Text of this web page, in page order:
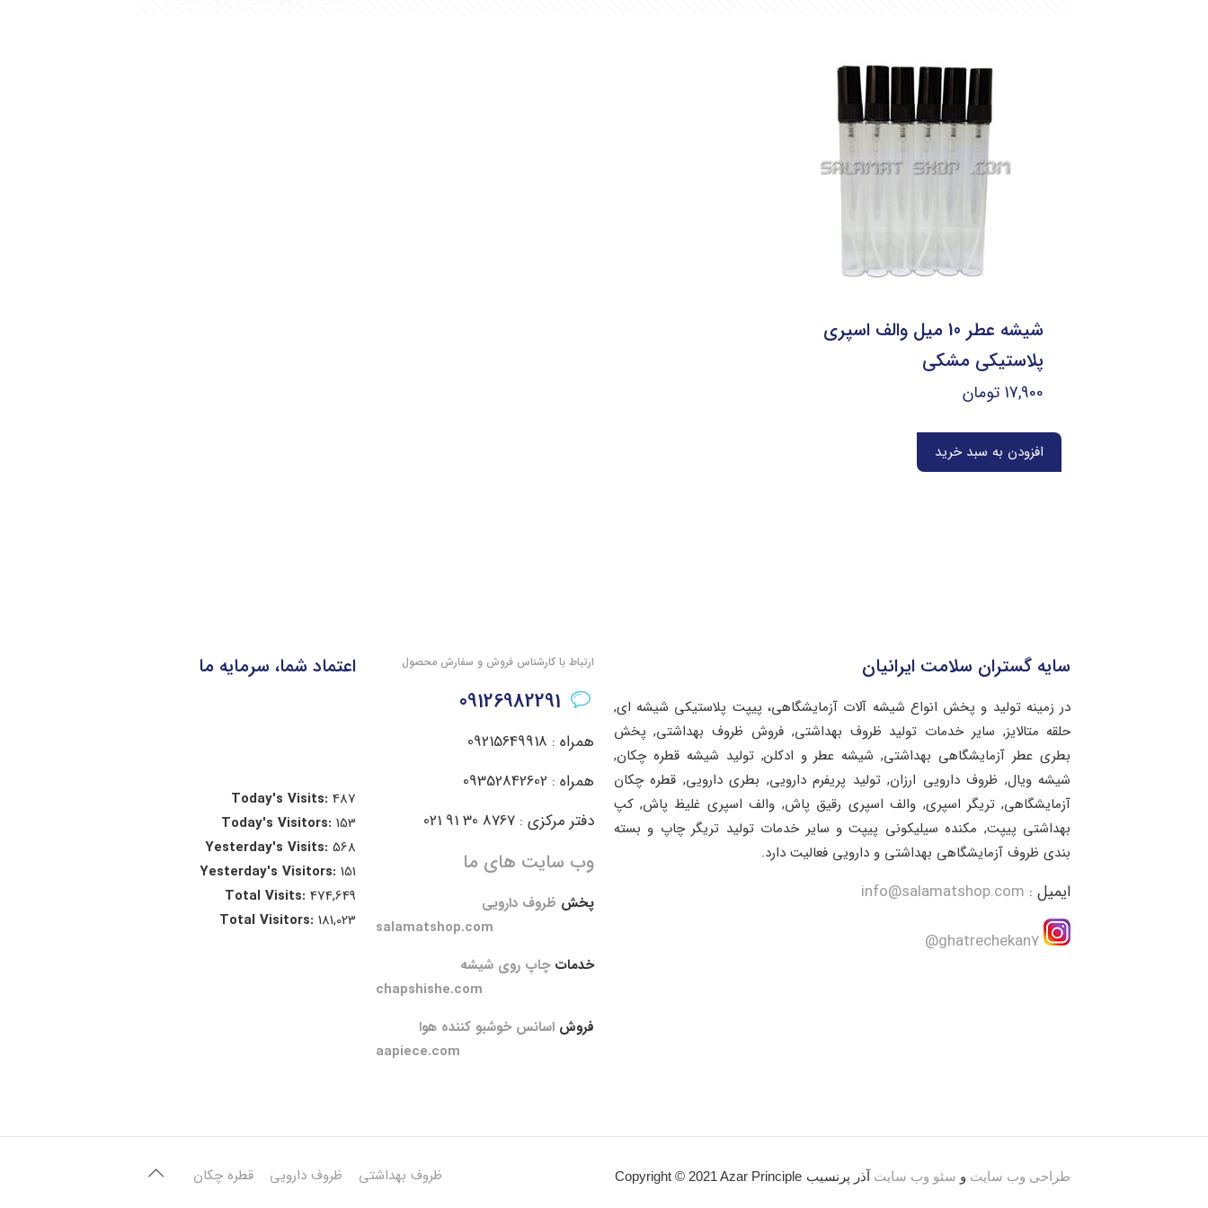
شیشه عطر 10 میل والف اسپری
پلاستیکی مشکی
17,900 تومان
افزودن به سبد خرید
سایه گستران سلامت ایرانیان
در زمینه تولید و پخش انواع شیشه آلات آزمایشگاهی، پیپت پلاستیکی شیشه ای,
حلقه متالایز, سایر خدمات تولید ظروف بهداشتی, فروش ظروف بهداشتی, پخش
بطری عطر آزمایشگاهی بهداشتی, شیشه عطر و ادکلن, تولید شیشه قطره چکان,
شیشه ویال, ظروف دارویی ارزان, تولید پریفرم دارویی, بطری دارویی, قطره چکان
آزمایشگاهی, تریگر اسپری, والف اسپری رقیق پاش, والف اسپری غلیظ پاش, کپ
بهداشتی پیپت, مکنده سیلیکونی پیپت و سایر خدمات تولید تریگر چاپ و بسته
بندی ظروف آزمایشگاهی بهداشتی و دارویی فعالیت دارد.
ایمیل : info@salamatshop.com
ghatrechekan7@
ارتباط با کارشناس فروش و سفارش محصول
همراه : 09215649918
همراه : 09352842602
دفتر مرکزی : 8767 30 91 021
وب سایت های ما
پخش ظروف دارویی
salamatshop.com
خدمات چاپ روی شیشه
chapshishe.com
فروش اسانس خوشبو کننده هوا
aapiece.com
اعتماد شما، سرمایه ما
Today's Visits:487
Today's Visitors:153
Yesterday's Visits:568
Yesterday's Visitors:151
Total Visits:474,649
Total Visitors:181,023
طراحی وب سایت و سئو وب سایت آذر پرنسیب Copyright © 2021 Azar Principle ظروف بهداشتی ظروف دارویی قطره چکان